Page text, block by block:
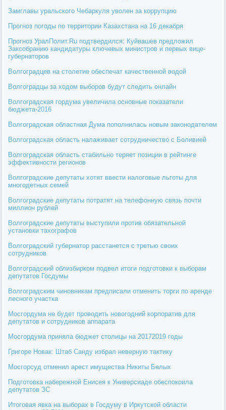
Замглавы уральского Чебаркуля уволен за коррупцию
Прогноз погоды по территории Казахстана на 16 декабря
Прогноз УралПолит.Ru подтвердился: Куйвашев предложил
Заксобранию кандидатуры ключевых министров и первых вице-
губернаторов
Волгоградцев на столетие обеспечат качественной водой
Волгоградцы за ходом выборов будут следить онлайн
Волгоградская гордума увеличила основные показатели
бюджета-2016
Волгоградская областная Дума пополнилась новым законодателем
Волгоградская область налаживает сотрудничество с Боливией
Волгоградская область стабильно теряет позиции в рейтинге
эффективности регионов
Волгоградские депутаты хотят ввести налоговые льготы для
многодетных семей
Волгоградские депутаты потратят на телефонную связь почти
миллион рублей
Волгоградские депутаты выступили против обязательной
установки тахографов
Волгоградский губернатор расстанется с третью своих
сотрудников
Волгоградский облизбирком подвел итоги подготовки к выборам
депутатов Госдумы
Волгоградским чиновникам предписали отменить торги по аренде
лесного участка
Мосгордума не будет проводить новогодний корпоратив для
депутатов и сотрудников аппарата
Мосгордума приняла бюджет столицы на 20172019 годы
Григоре Новак: Штаб Санду избрал неверную тактику
Мосгорсуд отменил арест имущества Никиты Белых
Подготовка набережной Енисея к Универсиаде обеспокоила
депутатов ЗС
Итоговая явка на выборах в Госдуму в Иркутской области